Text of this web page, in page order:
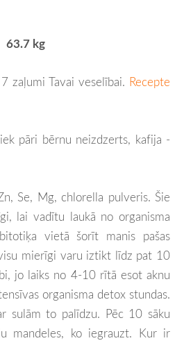
kg
zaļumi Tavai veselībai. Recepte
pāri bērnu neizdzerts, kafija -
Se, Mg, chlorella pulveris. Šie
lai vadītu laukā no organisma
vietā šorīt manis pašas
mierīgi varu iztikt līdz pat 10
jo laiks no 4-10 rītā esot aknu
organisma detox stundas.
sulām to palīdzu. Pēc 10 sāku
mandeles, ko iegrauzt. Kur ir